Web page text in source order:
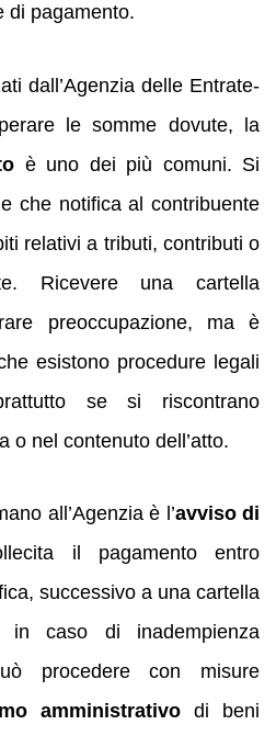
di pagamento.
dall’Agenzia delle Entrate-
le somme dovute, la
è uno dei più comuni. Si
che notifica al contribuente
relativi a tributi, contributi o
Ricevere una cartella
preoccupazione, ma è
esistono procedure legali
se si riscontrano
o nel contenuto dell’atto.
all’Agenzia è l’avviso di
il pagamento entro
successivo a una cartella
in caso di inadempienza
procedere con misure
amministrativo di beni